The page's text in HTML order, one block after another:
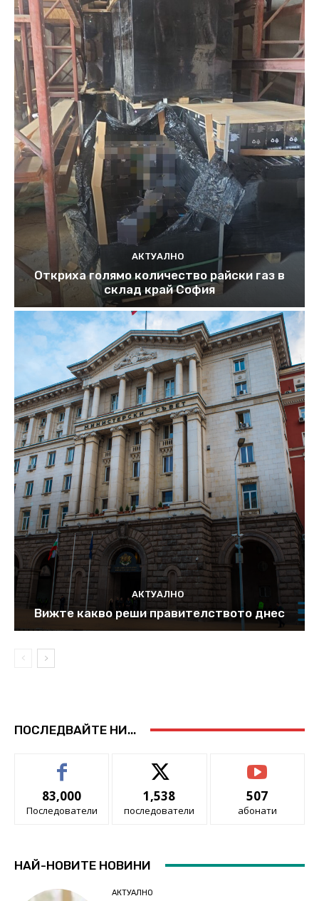
АКТУАЛНО
Откриха голямо количество райски газ в
склад край София
АКТУАЛНО
Вижте какво реши правителството днес
ПОСЛЕДВАЙТЕ НИ...
83,000
Последователи
1,538
последователи
507
абонати
НАЙ-НОВИТЕ НОВИНИ
АКТУАЛНО